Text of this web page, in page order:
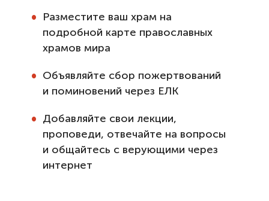
Разместите ваш храм на
подробной карте православных
храмов мира
Объявляйте сбор пожертвований
и поминовений через ЕЛК
Добавляйте свои лекции,
проповеди, отвечайте на вопросы
и общайтесь с верующими через
интернет